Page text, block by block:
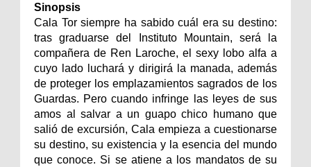
Sinopsis
Cala Tor siempre ha sabido cuál era su destino:
tras graduarse del Instituto Mountain, será la
compañera de Ren Laroche, el sexy lobo alfa a
cuyo lado luchará y dirigirá la manada, además
de proteger los emplazamientos sagrados de los
Guardas. Pero cuando infringe las leyes de sus
amos al salvar a un guapo chico humano que
salió de excursión, Cala empieza a cuestionarse
su destino, su existencia y la esencia del mundo
que conoce. Si se atiene a los mandatos de su